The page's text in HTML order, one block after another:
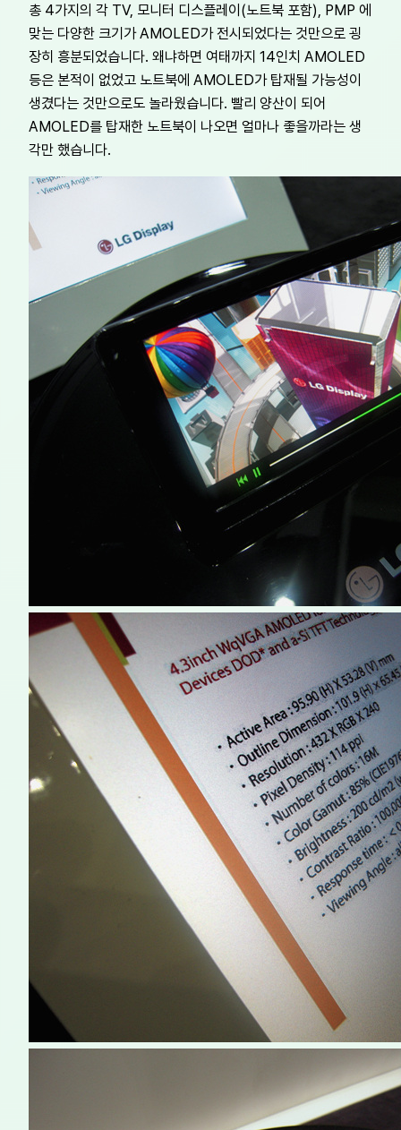
총 4가지의 각 TV, 모니터 디스플레이(노트북 포함), PMP 에
맞는 다양한 크기가 AMOLED가 전시되었다는 것만으로 굉
장히 흥분되었습니다. 왜냐하면 여태까지 14인치 AMOLED
등은 본적이 없었고 노트북에 AMOLED가 탑재될 가능성이
생겼다는 것만으로도 놀라웠습니다. 빨리 양산이 되어
AMOLED를 탑재한 노트북이 나오면 얼마나 좋을까라는 생
각만 했습니다.